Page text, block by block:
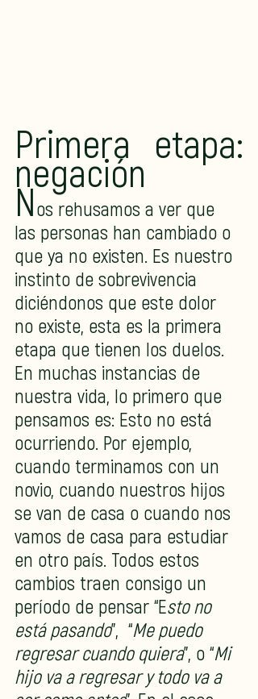
Primera etapa:
negación
Nos rehusamos a ver que
las personas han cambiado o
que ya no existen. Es nuestro
instinto de sobrevivencia
diciéndonos que este dolor
no existe, esta es la primera
etapa que tienen los duelos.
En muchas instancias de
nuestra vida, lo primero que
pensamos es: Esto no está
ocurriendo. Por ejemplo,
cuando terminamos con un
novio, cuando nuestros hijos
se van de casa o cuando nos
vamos de casa para estudiar
en otro país. Todos estos
cambios traen consigo un
período de pensar “Esto no
está pasando”,  “Me puedo
regresar cuando quiera”, o “Mi
hijo va a regresar y todo va a